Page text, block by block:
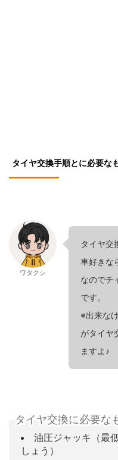
タイヤ交換手順とに必要な
ワタクシ
タイヤ交
車好きな
なのでチ
です。
※出来な
がタイヤ
ますよ♪
タイヤ交換に必要な
油圧ジャッキ（最
しょう）